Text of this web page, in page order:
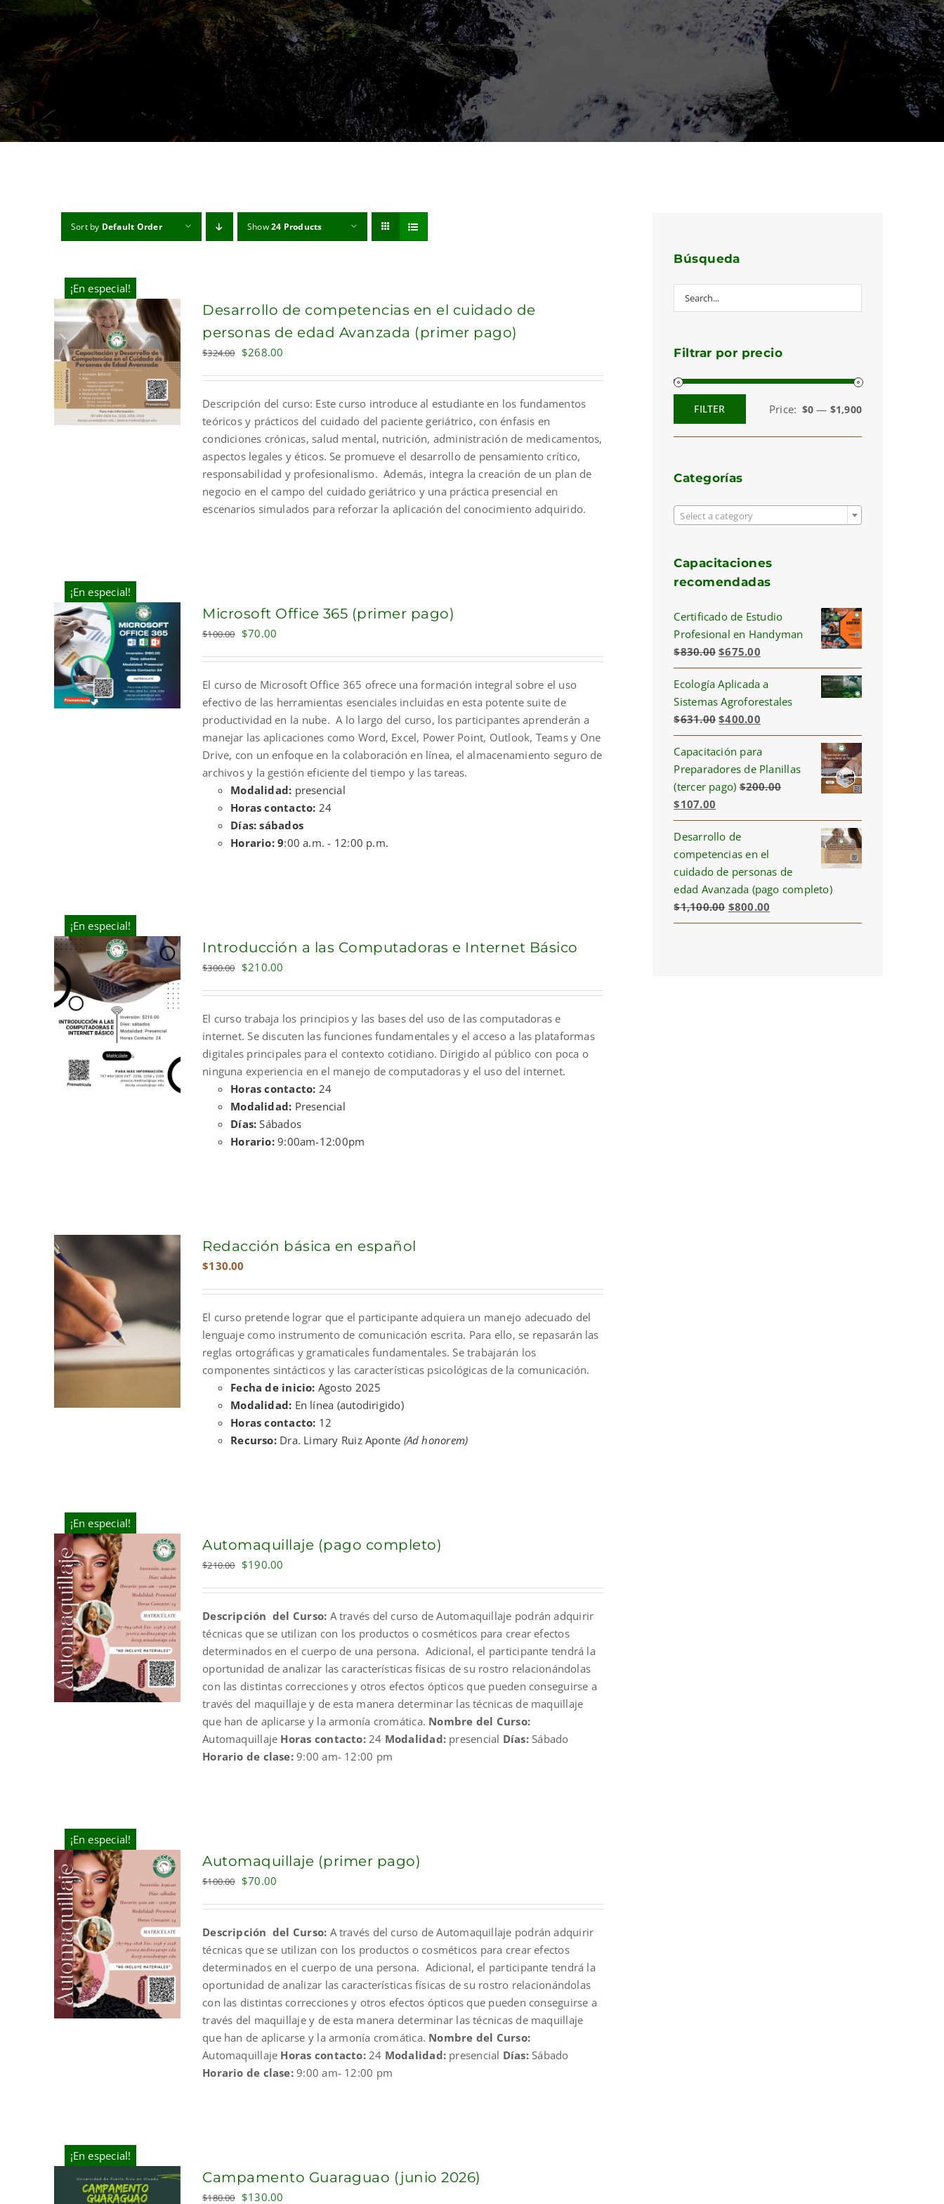
Sort by Default Order Show24 Products
¡En especial!
Desarrollo de competencias en el cuidado de
personas de edad Avanzada (primer pago)
$324.00 Original
$324.00.
$268.00
$268.00.
Descripción del curso: Este curso introduce al estudiante en los fundamentos
teóricos y prácticos del cuidado del paciente geriátrico, con énfasis en
condiciones crónicas, salud mental, nutrición, administración de medicamentos,
aspectos legales y éticos. Se promueve el desarrollo de pensamiento crítico,
responsabilidad y profesionalismo. Además, integra la creación de un plan de
negocio en el campo del cuidado geriátrico y una práctica presencial en
escenarios simulados para reforzar la aplicación del conocimiento adquirido.
¡En especial!
Microsoft Office 365 (primer pago)
$100.00 Original
$100.00.
$70.00
$70.00.
El curso de Microsoft Office 365 ofrece una formación integral sobre el uso
efectivo de las herramientas esenciales incluidas en esta potente suite de
productividad en la nube. A lo largo del curso, los participantes aprenderán a
manejar las aplicaciones como Word, Excel, Power Point, Outlook, Teams y One
Drive, con un enfoque en la colaboración en línea, el almacenamiento seguro de
archivos y la gestión eficiente del tiempo y las tareas.
Modalidad: presencial
Horas contacto: 24
Días: sábados
Horario: 9:00 a.m. - 12:00 p.m.
¡En especial!
Introducción a las Computadoras e Internet Básico
$300.00 Original
$300.00.
$210.00
$210.00.
El curso trabaja los principios y las bases del uso de las computadoras e
internet. Se discuten las funciones fundamentales y el acceso a las plataformas
digitales principales para el contexto cotidiano. Dirigido al público con poca o
ninguna experiencia en el manejo de computadoras y el uso del internet.
Horas contacto: 24
Modalidad: Presencial
Días: Sábados
Horario:9:00am-12:00pm
Redacción básica en español
$130.00
El curso pretende lograr que el participante adquiera un manejo adecuado del
lenguaje como instrumento de comunicación escrita. Para ello, se repasarán las
reglas ortográficas y gramaticales fundamentales. Se trabajarán los
componentes sintácticos y las características psicológicas de la comunicación.
Fecha de inicio: Agosto 2025
Modalidad: En línea (autodirigido)
Horas contacto: 12
Recurso:Dra. Limary Ruiz Aponte (Ad honorem)
¡En especial!
Automaquillaje (pago completo)
$210.00 Original
$210.00.
$190.00
$190.00.
Descripción del Curso: A través del curso de Automaquillaje podrán adquirir
técnicas que se utilizan con los productos o cosméticos para crear efectos
determinados en el cuerpo de una persona. Adicional, el participante tendrá la
oportunidad de analizar las características físicas de su rostro relacionándolas
con las distintas correcciones y otros efectos ópticos que pueden conseguirse a
través del maquillaje y de esta manera determinar las técnicas de maquillaje
que han de aplicarse y la armonía cromática. Nombre del Curso:
Automaquillaje Horas contacto:24 Modalidad: presencial Días:Sábado
Horario de clase:9:00 am- 12:00 pm
¡En especial!
Automaquillaje (primer pago)
$100.00 Original
$100.00.
$70.00
$70.00.
Descripción del Curso: A través del curso de Automaquillaje podrán adquirir
técnicas que se utilizan con los productos o cosméticos para crear efectos
determinados en el cuerpo de una persona. Adicional, el participante tendrá la
oportunidad de analizar las características físicas de su rostro relacionándolas
con las distintas correcciones y otros efectos ópticos que pueden conseguirse a
través del maquillaje y de esta manera determinar las técnicas de maquillaje
que han de aplicarse y la armonía cromática. Nombre del Curso:
Automaquillaje Horas contacto:24 Modalidad: presencial Días:Sábado
Horario de clase:9:00 am- 12:00 pm
¡En especial!
Campamento Guaraguao (junio 2026)
$180.00 Original
$130.00
Búsqueda
Filtrar por precio
price
price
FILTER Price: $0— $1,900
Categorías
Select a category
Capacitaciones
recomendadas
Certificado de Estudio
Profesional en Handyman
$830.00 Original
price
was:
$830.00.
$675.00Current
price
is:
$675.00.
Ecología Aplicada a
Sistemas Agroforestales
$631.00 Original
price
was:
$631.00.
$400.00Current
price
is:
$400.00.
Capacitación para
Preparadores de Planillas
(tercer pago) $200.00
Original
price
was:
$200.00.
$107.00
price
is:
$107.00.
Desarrollo de
competencias en el
cuidado de personas de
edad Avanzada (pago completo)
$1,100.00 Original
price
$800.00
price